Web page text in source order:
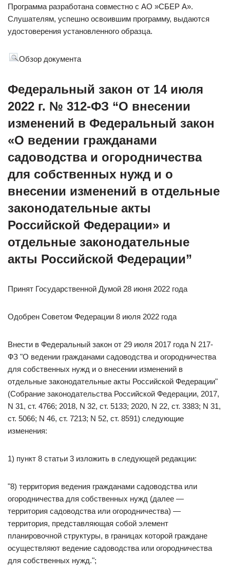
Программа разработана совместно с АО »СБЕР А».
Слушателям, успешно освоившим программу, выдаются
удостоверения установленного образца.
Обзор документа
Федеральный закон от 14 июля
2022 г. № 312-ФЗ “О внесении
изменений в Федеральный закон
«О ведении гражданами
садоводства и огородничества
для собственных нужд и о
внесении изменений в отдельные
законодательные акты
Российской Федерации» и
отдельные законодательные
акты Российской Федерации”
Принят Государственной Думой 28 июня 2022 года
Одобрен Советом Федерации 8 июля 2022 года
Внести в Федеральный закон от 29 июля 2017 года N 217-
ФЗ "О ведении гражданами садоводства и огородничества
для собственных нужд и о внесении изменений в
отдельные законодательные акты Российской Федерации"
(Собрание законодательства Российской Федерации, 2017,
N 31, ст. 4766; 2018, N 32, ст. 5133; 2020, N 22, ст. 3383; N 31,
ст. 5066; N 46, ст. 7213; N 52, ст. 8591) следующие
изменения:
1) пункт 8 статьи 3 изложить в следующей редакции:
"8) территория ведения гражданами садоводства или
огородничества для собственных нужд (далее —
территория садоводства или огородничества) —
территория, представляющая собой элемент
планировочной структуры, в границах которой граждане
осуществляют ведение садоводства или огородничества
для собственных нужд.";